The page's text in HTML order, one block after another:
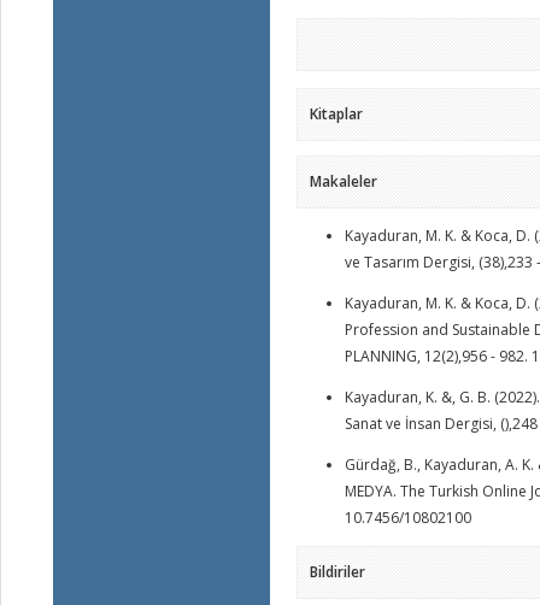
Kitaplar
Makaleler
Kayaduran, M. K. & Koca, D.
ve Tasarım Dergisi,
Kayaduran, M. K. & Koca,
Profession and Sustainable
PLANNING, 12(2),956 - 982.
Kayaduran, K. &, G. B.
Sanat ve İnsan Dergisi,
Gürdağ, B., Kayaduran, A. K.
MEDYA. The Turkish Online
10.7456/10802100
Bildiriler